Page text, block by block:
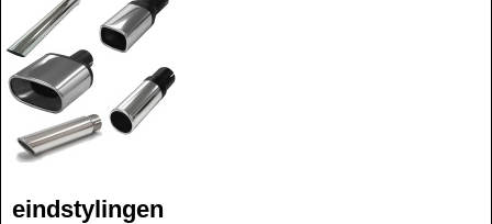
eindstylingen